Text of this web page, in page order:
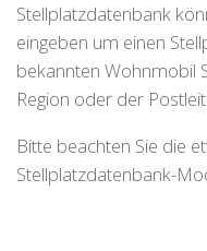
Stellplatzdatenbank
eingeben um einen
bekannten Wohnmobil
Region oder der
Bitte beachten Sie die
Stellplatzdatenbank-